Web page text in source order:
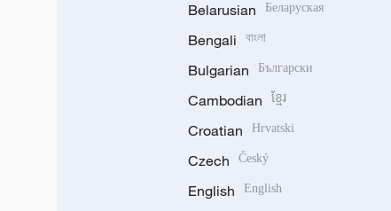
Belarusian Беларуская
Bengali বাংলা
Bulgarian Български
Cambodian ខ្មែរ
Croatian Hrvatski
Czech Český
English English